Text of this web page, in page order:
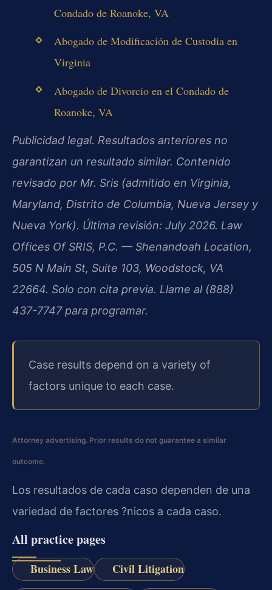
Condado de Roanoke, VA
Abogado de Modificación de Custodia en
Virginia
Abogado de Divorcio en el Condado de
Roanoke, VA
Publicidad legal. Resultados anteriores no
garantizan un resultado similar. Contenido
revisado por Mr. Sris (admitido en Virginia,
Maryland, Distrito de Columbia, Nueva Jersey y
Nueva York). Última revisión: July 2026. Law
Offices Of SRIS, P.C. — Shenandoah Location,
505 N Main St, Suite 103, Woodstock, VA
22664. Solo con cita previa. Llame al (888)
437-7747 para programar.
Case results depend on a variety of
factors unique to each case.
Attorney advertising. Prior results do not guarantee a similar
outcome.
Los resultados de cada caso dependen de una
variedad de factores ?nicos a cada caso.
All practice pages
Business Law
Civil Litigation